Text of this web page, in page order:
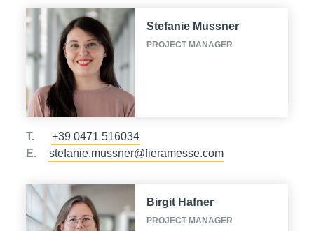
Stefanie Mussner
PROJECT MANAGER
T.
+39 0471 516034
E.
stefanie.mussner@fieramesse.com
Birgit Hafner
PROJECT MANAGER